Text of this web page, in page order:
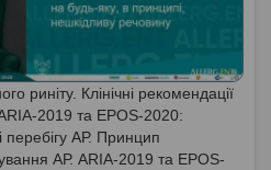
риніту. Клінічні рекомендації
2019 та EPOS-2020:
перебігу АР. Принцип
АР. ARIA-2019 та EPOS-